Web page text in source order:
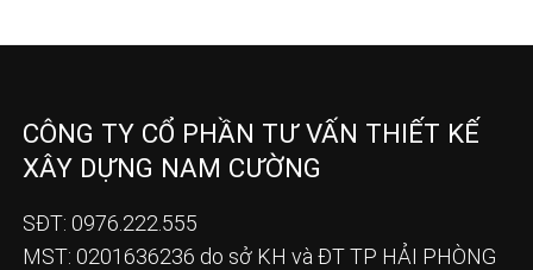
CÔNG TY CỔ PHẦN TƯ VẤN THIẾT KẾ
XÂY DỰNG NAM CƯỜNG
SĐT: 0976.222.555
MST: 0201636236 do sở KH và ĐT TP HẢI PHÒNG